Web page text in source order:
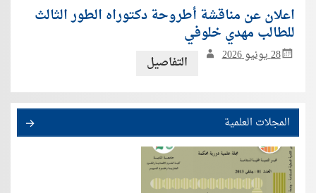
اعلان عن مناقشة أطروحة دكتوراه الطور الثالث
للطالب مهدي خلوفي
28 يونيو 2026 التفاصيل
المجلات العلمية